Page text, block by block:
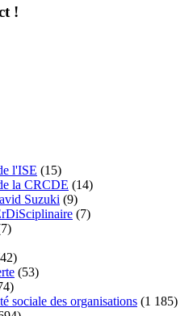
!
l'ISE (15)
la CRCDE (14)
Suzuki (9)
(7)
(53)
sociale des organisations (1 185)